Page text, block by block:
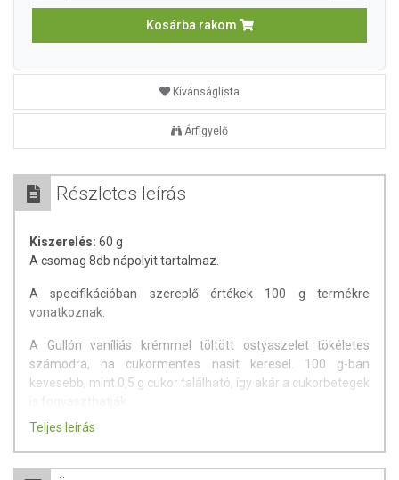
Kosárba rakom
Kívánságlista
Árfigyelő
Részletes leírás
Kiszerelés: 60 g
A csomag 8db nápolyit tartalmaz.
A specifikációban szereplő értékek 100 g termékre
vonatkoznak.
A Gullón vaníliás krémmel töltött ostyaszelet tökéletes
számodra, ha cukormentes nasit keresel. 100 g-ban
kevesebb, mint 0,5 g cukor található, így akár a cukorbetegek
A termék nyomokban tejet, földimogyorót és dióféléket
tartalmazhat.
Teljes leírás